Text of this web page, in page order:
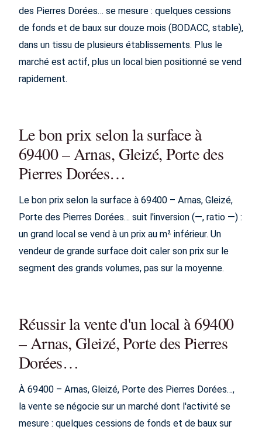
des Pierres Dorées… se mesure : quelques cessions
de fonds et de baux sur douze mois (BODACC, stable),
dans un tissu de plusieurs établissements. Plus le
marché est actif, plus un local bien positionné se vend
rapidement.
Le bon prix selon la surface à
69400 – Arnas, Gleizé, Porte des
Pierres Dorées…
Le bon prix selon la surface à 69400 – Arnas, Gleizé,
Porte des Pierres Dorées… suit l'inversion (—, ratio —) :
un grand local se vend à un prix au m² inférieur. Un
vendeur de grande surface doit caler son prix sur le
segment des grands volumes, pas sur la moyenne.
Réussir la vente d'un local à 69400
– Arnas, Gleizé, Porte des Pierres
Dorées…
À 69400 – Arnas, Gleizé, Porte des Pierres Dorées…,
la vente se négocie sur un marché dont l'activité se
mesure : quelques cessions de fonds et de baux sur